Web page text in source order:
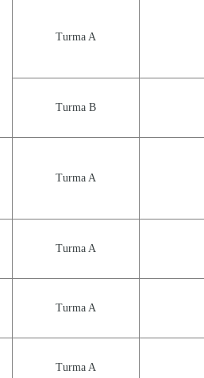
Turma A
Turma B
Turma A
Turma A
Turma A
Turma A